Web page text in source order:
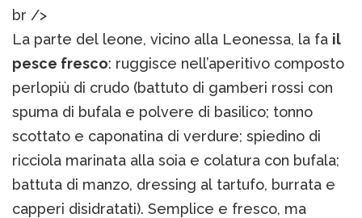
br />
La parte del leone, vicino alla Leonessa, la fa il
pesce fresco: ruggisce nell’aperitivo composto
perlopiù di crudo (battuto di gamberi rossi con
spuma di bufala e polvere di basilico; tonno
scottato e caponatina di verdure; spiedino di
ricciola marinata alla soia e colatura con bufala;
battuta di manzo, dressing al tartufo, burrata e
capperi disidratati). Semplice e fresco, ma